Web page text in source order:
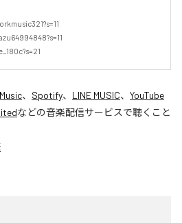
、 Spotify、 LINE MUSIC、 YouTube
などの音楽配信サービスで聴くこと